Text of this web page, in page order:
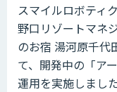
スマイルロボティ
野口リゾートマネ
のお宿 湯河原千代
て、開発中の「ア
運用を実施しました